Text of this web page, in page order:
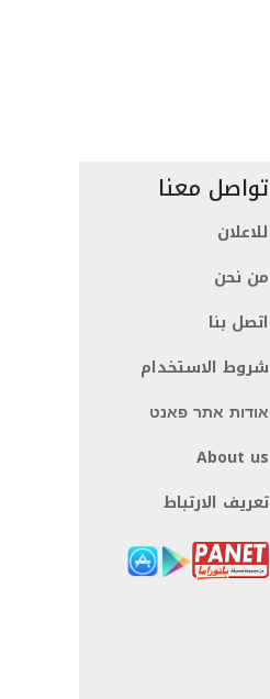
تواصل معنا
للاعلان
من نحن
اتصل بنا
شروط الاستخدام
אודות אתר פאנט
About us
تعريف الارتباط